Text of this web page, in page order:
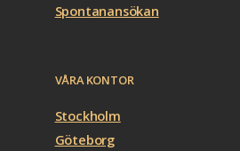
Spontanansökan
VÅRA KONTOR
Stockholm
Göteborg